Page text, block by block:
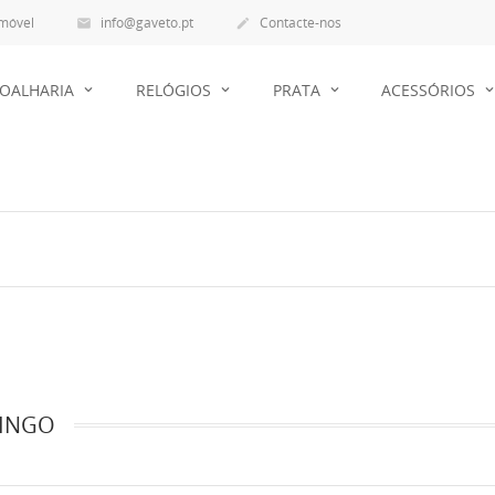
 info@gaveto.pt  Contacte-nos
RELÓGIOS PRATA ACESSÓRIOS